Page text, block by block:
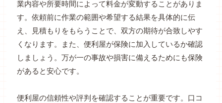
業内容や所要時間によって料金が変動することがありま
す。依頼前に作業の範囲や希望する結果を具体的に伝
え、見積もりをもらうことで、双方の期待が合致しやす
くなります。また、便利屋が保険に加入しているか確認
しましょう。万が一の事故や損害に備えるためにも保険
があると安心です。
便利屋の信頼性や評判を確認することが重要です。口コ